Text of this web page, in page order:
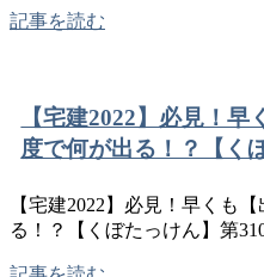
記事を読む
【宅建2022】必見！
度で何が出る！？【く
【宅建2022】必見！早くも
る！？【くぼたっけん】第